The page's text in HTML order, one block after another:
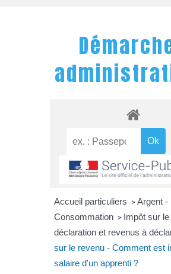
Accueil particuliers > Argent -
Consommation > Impôt sur
déclaration et revenus à
sur le revenu - Comment est
salaire d'un apprenti ?